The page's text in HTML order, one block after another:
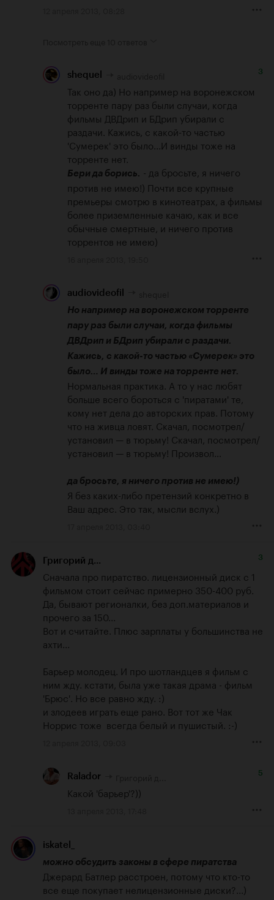
shequel 3
Так оно да) Но например на воронежском
торренте пару раз были случаи, когда
фильмы ДВДрип и БДрип убирали с
раздачи. Кажись, с какой-то частью
'Сумерек' это было...И винды тоже на
Бери да борись. - да бросьте, я ничего
против не имею!) Почти все крупные
премьеры смотрю в кинотеатрах, а фильмы
более приземленные качаю, как и все
обычные смертные, и ничего против
торрентов не имею)
audiovideofil
Но например на воронежском торренте
пару раз были случаи, когда фильмы
ДВДрип и БДрип убирали с раздачи.
Кажись, с какой-то частью «Сумерек» это
было… И винды тоже на торренте нет.
Нормальная практика. А то у нас любят
больше всего бороться с 'пиратами' те,
кому нет дела до авторских прав. Потому
что на живца ловят. Скачал, посмотрел/
установил — в тюрьму! Скачал, посмотрел/
установил — в тюрьму! Произвол…
да бросьте, я ничего против не имею!)
Я без каких-либо претензий конкретно в
Ваш адрес. Это так, мысли вслух.)
Григорий д... 3
Сначала про пиратство. лицензионный диск с 1
фильмом стоит сейчас примерно 350-400 руб.
Да, бывают регионалки, без доп.материалов и
прочего за 150...
Вот и считайте. Плюс зарплаты у большинства не
ахти...
Барьер молодец. И про шотландцев я фильм с
ним жду. кстати, была уже такая драма - фильм
'Брюс'. Но все равно жду. :)
и злодеев играть еще рано. Вот тот же Чак
Норрис тоже  всегда белый и пушистый. :-)
Ralador 5
Какой 'барьер'?))
iskatel_
можно обсудить законы в сфере пиратства
Джерард Батлер расстроен, потому что кто-то
все еще покупает нелицензионные диски?...)